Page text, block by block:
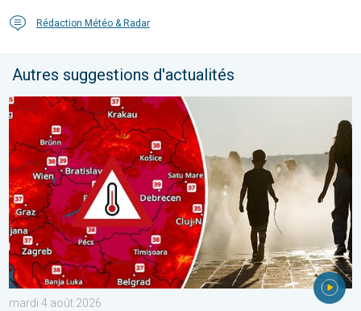
Rédaction Météo & Radar
Autres suggestions d'actualités
Des températures supérieures à 40°C. Canicule Europe de
mardi 4 août 2026